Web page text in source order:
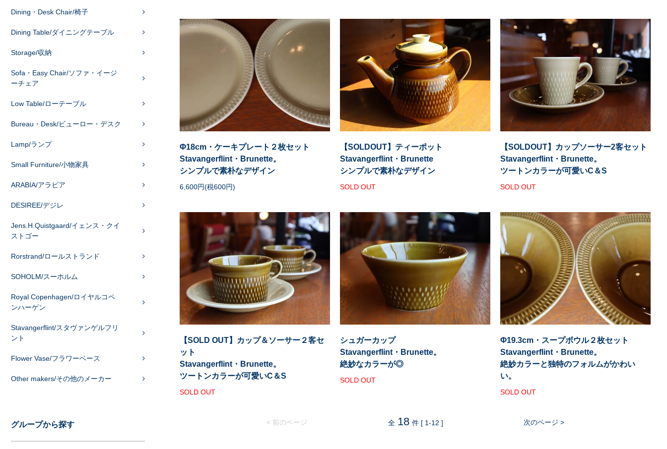
Dining・Desk Chair/椅子
Dining Table/ダイニングテーブル
Storage/収納
Sofa・Easy Chair/ソファ・イージ
ーチェア
Low Table/ローテーブル
Bureau・Desk/ビューロー・デスク
Lamp/ランプ
Small Furniture/小物家具
ARABIA/アラビア
DESIREE/デジレ
Jens.H.Quistgaard/イェンス・クイ
ストゴー
Rorstrand/ロールストランド
SOHOLM/スーホルム
Royal Copenhagen/ロイヤルコペ
ンハーゲン
Stavangerflint/スタヴァンゲルフリ
ント
Flower Vase/フラワーベース
Other makers/その他のメーカー
グループから探す
Φ18cm・ケーキプレート２枚セット
Stavangerflint・Brunette。
シンプルで素朴なデザイン
6,600円(税600円)
【SOLDOUT】ティーポット
Stavangerflint・Brunette
シンプルで素朴なデザイン
SOLD OUT
【SOLDOUT】カップソーサー2客セット
Stavangerflint・Brunette。
ツートンカラーが可愛いC＆S
SOLD OUT
【SOLD OUT】カップ＆ソーサー２客セ
ット
Stavangerflint・Brunette。
ツートンカラーが可愛いC＆S
SOLD OUT
シュガーカップ
Stavangerflint・Brunette。
絶妙なカラーが◎
SOLD OUT
Φ19.3cm・スープボウル２枚セット
Stavangerflint・Brunette。
絶妙カラーと独特のフォルムがかわい
い。
SOLD OUT
< 前のページ 次のページ >
全 18 件 [ 1-12 ]